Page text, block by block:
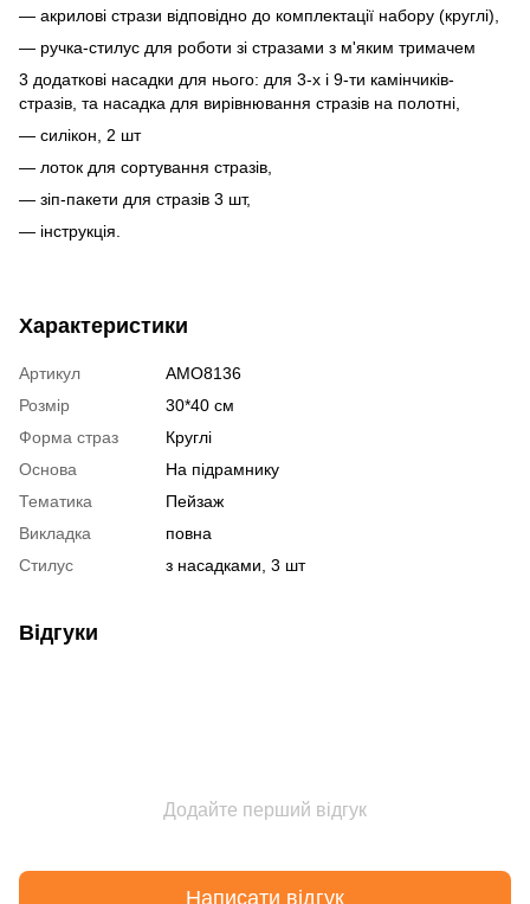
— акрилові стрази відповідно до комплектації набору (круглі),
— ручка-стилус для роботи зі стразами з м'яким тримачем
3 додаткові насадки для нього: для 3-х і 9-ти камінчиків-
стразів, та насадка для вирівнювання стразів на полотні,
— силікон, 2 шт
— лоток для сортування стразів,
— зіп-пакети для стразів 3 шт,
— інструкція.
Характеристики
Артикул
AMO8136
Розмір
30*40 см
Форма страз
Круглі
Основа
На підрамнику
Тематика
Пейзаж
Викладка
повна
Стилус
з насадками, 3 шт
Відгуки
Додайте перший відгук
Написати відгук